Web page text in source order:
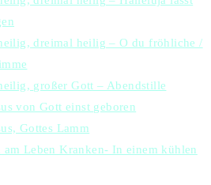
dreimal heilig – O du fröhliche /
großer Gott – Abendstille
von Gott einst geboren
Gottes Lamm
am Leben Kranken- In einem kühlen